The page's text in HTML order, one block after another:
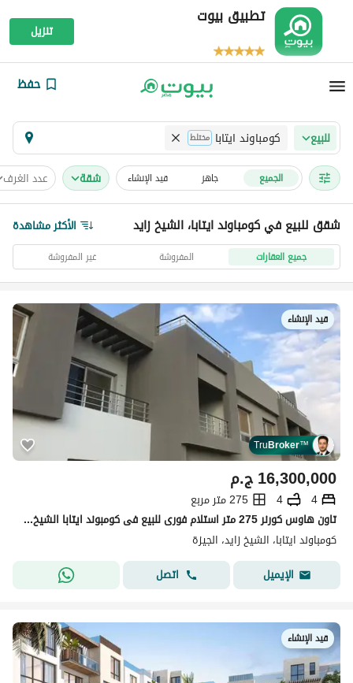
تطبيق بيوت
تنزيل
حفظ
للبيع كومباوند ايتابا مختلط
الجميع جاهز قيد الإنشاء شقة عدد الغرف
شقق للبيع في كومباوند ايتابا، الشيخ زايد الأكثر مشاهدة
جميع العقارات المفروشة غير المفروشة
قيد الإنشاء
TruBroker™
ج.م16,300,000
4
4
275 متر مربع
تاون هاوس كورنر 275 متر استلام فورى للبيع فى كومبوند ايتابا الشيخ زايد فى قلب الشيخ زايد بسعر مميز
كومباوند ايتابا، الشيخ زايد، الجيزة
الإيميل
اتصل
قيد الإنشاء